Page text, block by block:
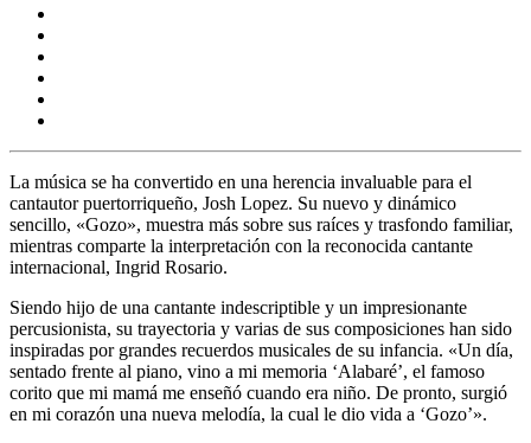
La música se ha convertido en una herencia invaluable para el
cantautor puertorriqueño, Josh Lopez. Su nuevo y dinámico
sencillo, «Gozo», muestra más sobre sus raíces y trasfondo familiar,
mientras comparte la interpretación con la reconocida cantante
internacional, Ingrid Rosario.
Siendo hijo de una cantante indescriptible y un impresionante
percusionista, su trayectoria y varias de sus composiciones han sido
inspiradas por grandes recuerdos musicales de su infancia. «Un día,
sentado frente al piano, vino a mi memoria ‘Alabaré’, el famoso
corito que mi mamá me enseñó cuando era niño. De pronto, surgió
en mi corazón una nueva melodía, la cual le dio vida a ‘Gozo’».